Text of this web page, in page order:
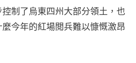
制了烏東四州大部分領土，也
今年的紅場閲兵難以慷慨激昂